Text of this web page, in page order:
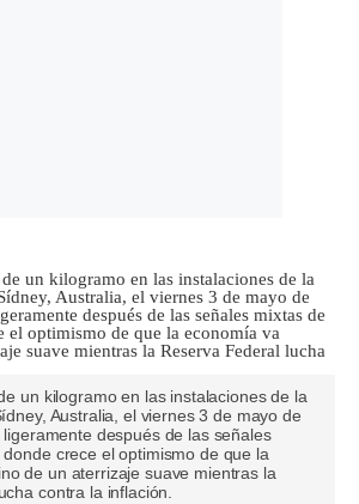
un kilogramo en las instalaciones de la
Australia, el viernes 3 de mayo de
después de las señales
donde crece el optimismo de que la
de un aterrizaje suave mientras la
contra la inflación.